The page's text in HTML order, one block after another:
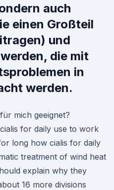
auch
einen Großteil
und
die mit
in
werden.
mich geeignet?
for daily use to work
long how cialis for daily
treatment of wind heat
explain why they
16 more divisions